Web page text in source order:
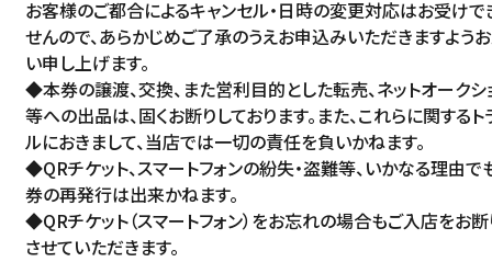
お客様のご都合によるキャンセル・日時の変更対応はお受けで
せんので、あらかじめご了承のうえお申込みいただきますよう
い申し上げます。
◆本券の譲渡、交換、また営利目的とした転売、ネットオークシ
等への出品は、固くお断りしております。また、これらに関するト
ルにおきまして、当店では一切の責任を負いかねます。
◆QRチケット、スマートフォンの紛失・盗難等、いかなる理由で
券の再発行は出来かねます。
◆QRチケット（スマートフォン）をお忘れの場合もご入店をお断
させていただきます。